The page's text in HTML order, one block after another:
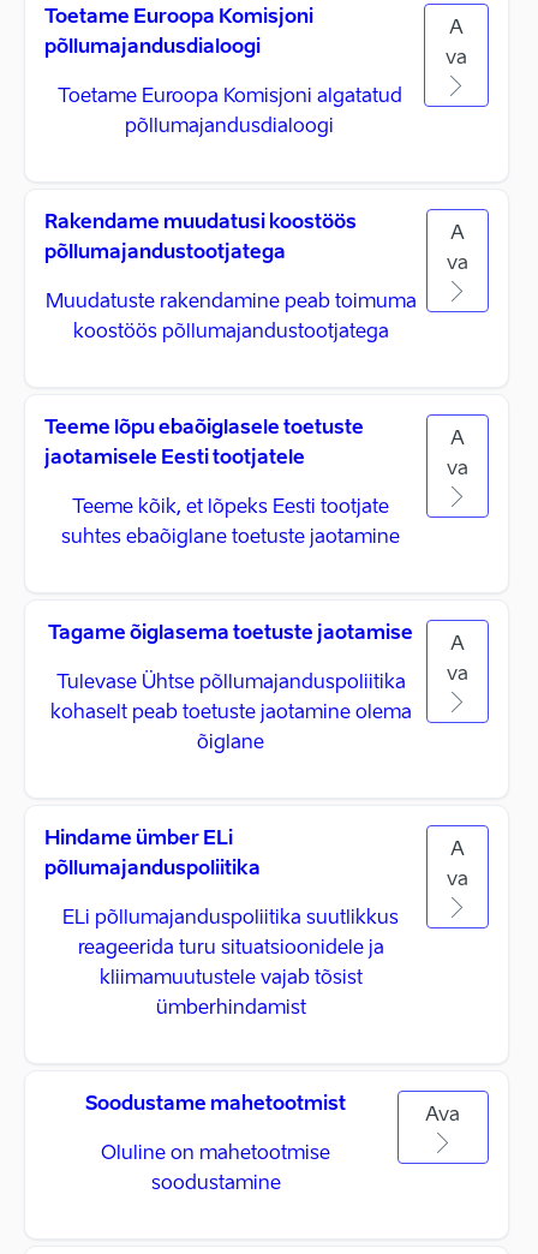
Toetame Euroopa Komisjoni
põllumajandusdialoogi
Toetame Euroopa Komisjoni algatatud
põllumajandusdialoogi
A
va
Rakendame muudatusi koostöös
põllumajandustootjatega
Muudatuste rakendamine peab toimuma
koostöös põllumajandustootjatega
A
va
Teeme lõpu ebaõiglasele toetuste
jaotamisele Eesti tootjatele
Teeme kõik, et lõpeks Eesti tootjate
suhtes ebaõiglane toetuste jaotamine
A
va
Tagame õiglasema toetuste jaotamise
Tulevase Ühtse põllumajanduspoliitika
kohaselt peab toetuste jaotamine olema
õiglane
A
va
Hindame ümber ELi
põllumajanduspoliitika
ELi põllumajanduspoliitika suutlikkus
reageerida turu situatsioonidele ja
kliimamuutustele vajab tõsist
ümberhindamist
A
va
Soodustame mahetootmist
Oluline on mahetootmise
soodustamine
Ava